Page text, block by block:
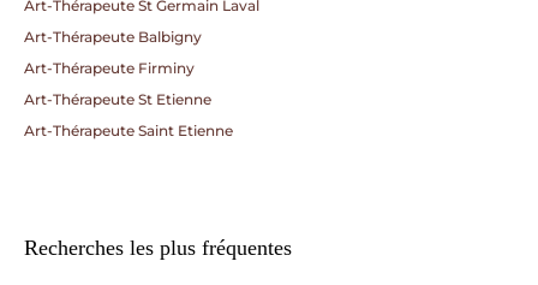
Art-Thérapeute St Germain Laval
Art-Thérapeute Balbigny
Art-Thérapeute Firminy
Art-Thérapeute St Etienne
Art-Thérapeute Saint Etienne
Recherches les plus fréquentes